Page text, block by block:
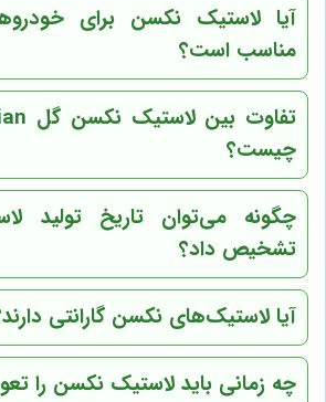
آیا لاستیک نکسن برای
مناسب است؟
چیست؟
چگونه می‌توان تاریخ تولید
تشخیص داد؟
آیا لاستیک‌های نکسن گارانتی
چه زمانی باید لاستیک نکسن را